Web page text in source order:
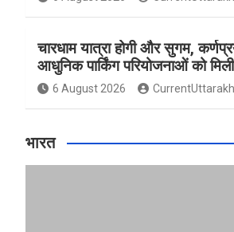
चारधाम यात्रा होगी और सुगम,
आधुनिक पार्किंग परियोजनाओं को
6 August 2026
भारत